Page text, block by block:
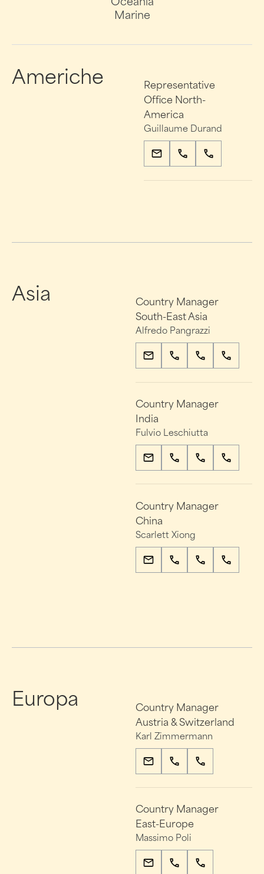
Marine
Americhe
Representative
Office North-
America
Guillaume Durand
Asia
Country Manager
South-East Asia
Alfredo Pangrazzi
Country Manager
India
Fulvio Leschiutta
Country Manager
China
Scarlett Xiong
Europa
Country Manager
Austria & Switzerland
Karl Zimmermann
Country Manager
East-Europe
Massimo Poli